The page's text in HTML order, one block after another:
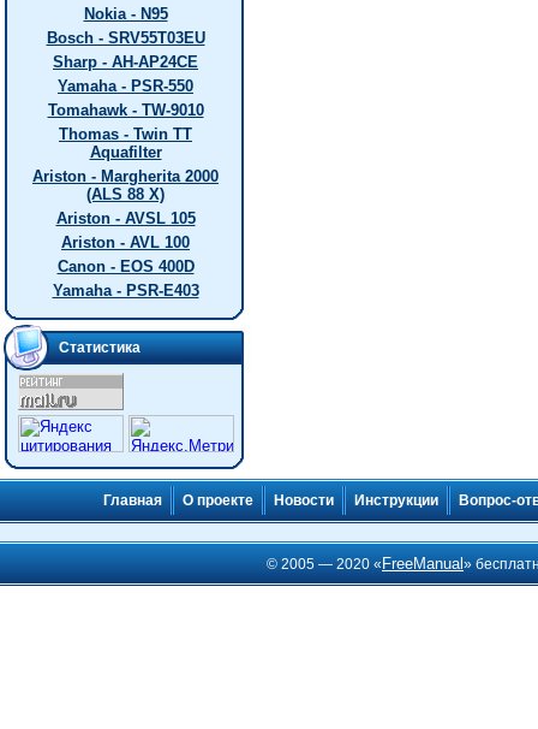
Nokia - N95
Bosch - SRV55T03EU
Sharp - AH-AP24CE
Yamaha - PSR-550
Tomahawk - TW-9010
Thomas - Twin TT
Aquafilter
Ariston - Margherita 2000
(ALS 88 X)
Ariston - AVSL 105
Ariston - AVL 100
Canon - EOS 400D
Yamaha - PSR-E403
Статистика
Главная О проекте Новости Инструкции Вопрос-
© 2005 — 2020 « FreeManual»